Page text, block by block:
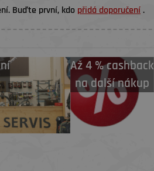
Buďte první, kdo přidá doporučení.
Až 4 % cashback
na další nákup